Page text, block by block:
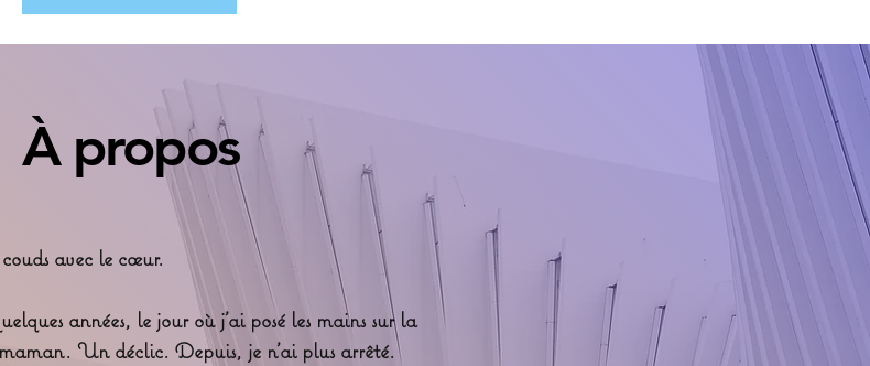
À propos
avec le cœur.
années, le jour où j’ai posé les mains sur la
Un déclic. Depuis, je n’ai plus arrêté.